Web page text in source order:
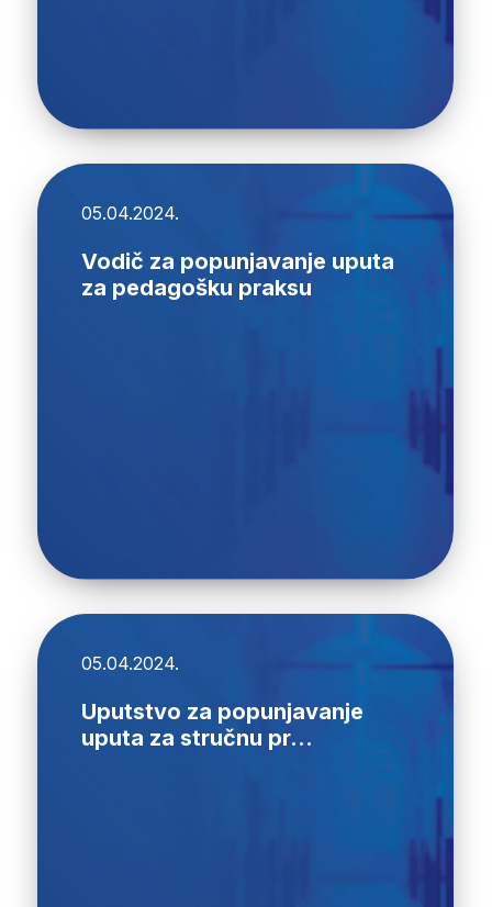
05.04.2024.
Vodič za popunjavanje uputa
za pedagošku praksu
05.04.2024.
Uputstvo za popunjavanje
uputa za stručnu pr...